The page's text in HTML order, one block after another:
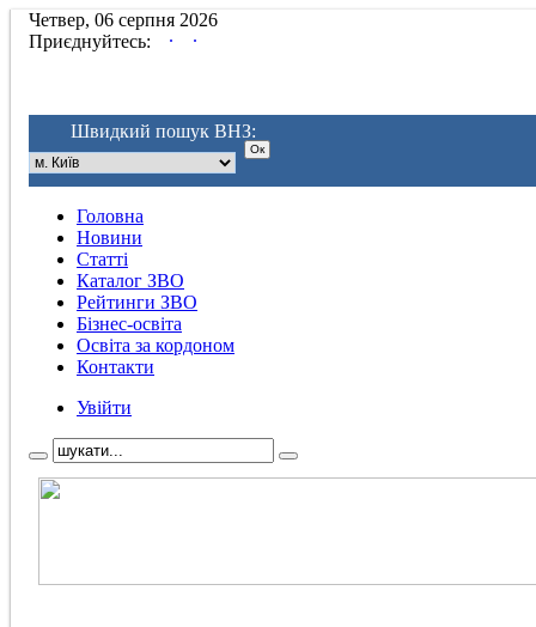
Четвер, 06 серпня 2026
Приєднуйтесь:
. .
Швидкий пошук ВНЗ:
Головна
Новини
Статті
Каталог ЗВО
Рейтинги ЗВО
Бізнес-освіта
Освіта за кордоном
Контакти
Увійти